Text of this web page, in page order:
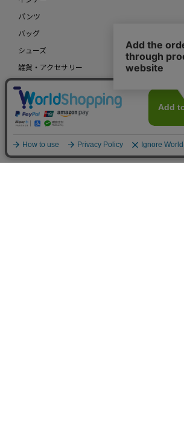
パンツ
バッグ
シューズ
雑貨・アクセサリー
アンダーウェア
レディース
アウトレットメンズ
アウトレットレディース